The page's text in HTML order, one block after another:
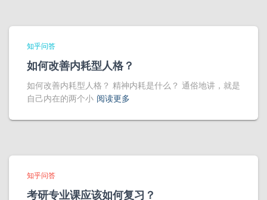
知乎问答
如何改善内耗型人格？
如何改善内耗型人格？ 精神内耗是什么？ 通俗地讲，就是
自己内在的两个小 阅读更多
知乎问答
考研专业课应该如何复习？